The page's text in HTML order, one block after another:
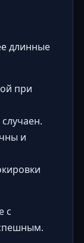
длинные
при
и
с